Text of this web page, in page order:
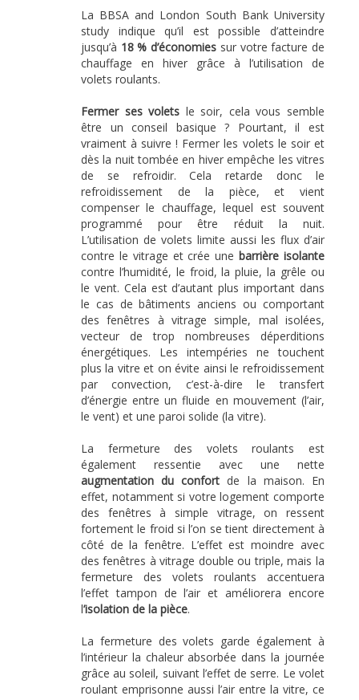
La BBSA and London South Bank University
study indique qu’il est possible d’atteindre
jusqu’à 18 % d’économies sur votre facture de
chauffage en hiver grâce à l’utilisation de
volets roulants.
Fermer ses volets le soir, cela vous semble
être un conseil basique ? Pourtant, il est
vraiment à suivre ! Fermer les volets le soir et
dès la nuit tombée en hiver empêche les vitres
de se refroidir. Cela retarde donc le
refroidissement de la pièce, et vient
compenser le chauffage, lequel est souvent
programmé pour être réduit la nuit.
L’utilisation de volets limite aussi les flux d’air
contre le vitrage et crée une barrière isolante
contre l’humidité, le froid, la pluie, la grêle ou
le vent. Cela est d’autant plus important dans
le cas de bâtiments anciens ou comportant
des fenêtres à vitrage simple, mal isolées,
vecteur de trop nombreuses déperditions
énergétiques. Les intempéries ne touchent
plus la vitre et on évite ainsi le refroidissement
par convection, c’est-à-dire le transfert
d’énergie entre un fluide en mouvement (l’air,
le vent) et une paroi solide (la vitre).
La fermeture des volets roulants est
également ressentie avec une nette
augmentation du confort de la maison. En
effet, notamment si votre logement comporte
des fenêtres à simple vitrage, on ressent
fortement le froid si l’on se tient directement à
côté de la fenêtre. L’effet est moindre avec
des fenêtres à vitrage double ou triple, mais la
fermeture des volets roulants accentuera
l’effet tampon de l’air et améliorera encore
l’isolation de la pièce.
La fermeture des volets garde également à
l’intérieur la chaleur absorbée dans la journée
grâce au soleil, suivant l’effet de serre. Le volet
roulant emprisonne aussi l’air entre la vitre, ce